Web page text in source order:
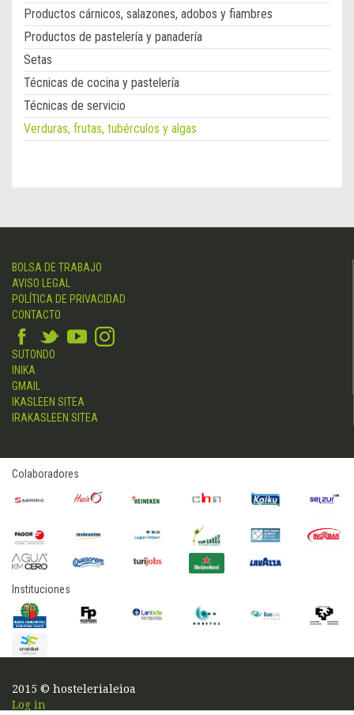
Productos cárnicos, salazones, adobos y fiambres
Productos de pastelería y panadería
Setas
Técnicas de cocina y pastelería
Técnicas de servicio
Verduras, frutas, tubérculos y algas
BOLSA DE TRABAJO
AVISO LEGAL
POLÍTICA DE PRIVACIDAD
CONTACTO
SUTONDO
INIKA
GMAIL
IKASLEEN SITEA
IRAKASLEEN SITEA
Colaboradores
Instituciones
2015 © hostelerialeioa
Log in